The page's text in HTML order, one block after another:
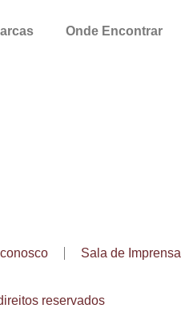
Onde Encontrar
Sala de Imprensa
reservados